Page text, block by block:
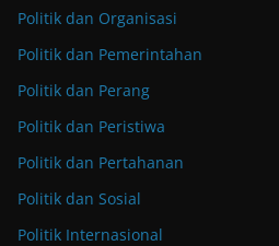
Politik dan Organisasi
Politik dan Pemerintahan
Politik dan Perang
Politik dan Peristiwa
Politik dan Pertahanan
Politik dan Sosial
Politik Internasional